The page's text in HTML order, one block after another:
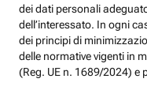
dei dati personali
dell’interessato. In ogni
dei principi di
delle normative vigenti in
(Reg. UE n. 1689/2024) e